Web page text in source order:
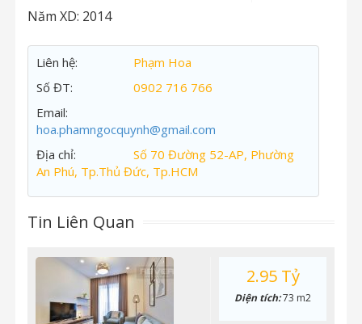
Năm XD: 2014
Liên hệ:
Phạm Hoa
Số ĐT:
0902 716 766
Email:
hoa.phamngocquynh@gmail.com
Địa chỉ:
Số 70 Đường 52-AP, Phường
An Phú, Tp.Thủ Đức, Tp.HCM
Tin Liên Quan
2.95 Tỷ
Diện tích:73 m2